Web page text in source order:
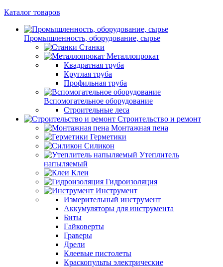
Каталог товаров
Промышленность, оборудование, сырье
Станки
Металлопрокат
Квадратная труба
Круглая труба
Профильная труба
Вспомогательное оборудование
Строительные леса
Строительство и ремонт
Монтажная пена
Герметики
Силикон
Утеплитель
напыляемый
Клеи
Гидроизоляция
Инструмент
Измерительный инструмент
Аккумуляторы для инструмента
Биты
Гайковерты
Граверы
Дрели
Клеевые пистолеты
Краскопульты электрические